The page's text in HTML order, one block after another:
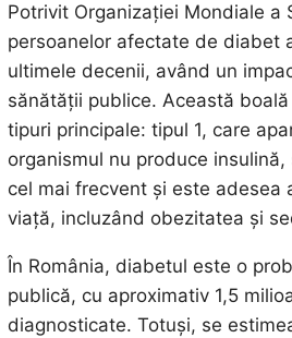
Potrivit Organizației Mondiale a
persoanelor afectate de diabet
ultimele decenii, având un
sănătății publice. Această
tipuri principale: tipul 1, care
organismul nu produce
cel mai frecvent și este adesea
viață, incluzând obezitatea și
În România, diabetul este o
publică, cu aproximativ 1,5
diagnosticate. Totuși, se